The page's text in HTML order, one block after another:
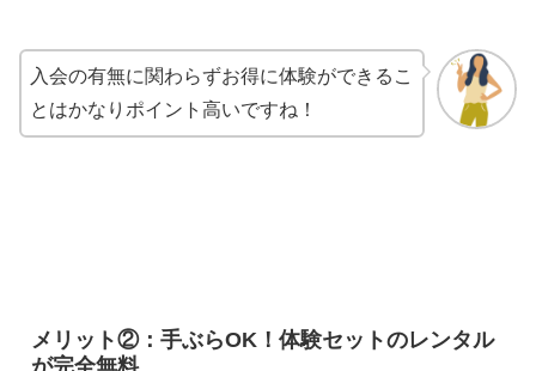
入会の有無に関わらずお得に体験ができるこ
とはかなりポイント高いですね！
メリット②：手ぶらOK！体験セットのレンタル
が完全無料